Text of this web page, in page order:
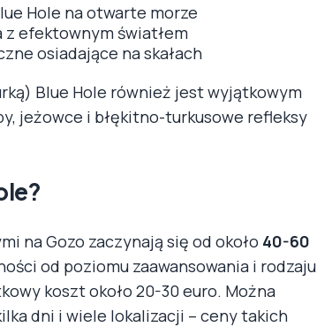
Hole na otwarte morze
z efektownym światłem
osiadające na skałach
Blue Hole również jest wyjątkowym
jeżowce i błękitno-turkusowe refleksy
na Gozo zaczynają się od około 40-60
od poziomu zaawansowania i rodzaju
koszt około 20-30 euro. Można
dni i wiele lokalizacji – ceny takich